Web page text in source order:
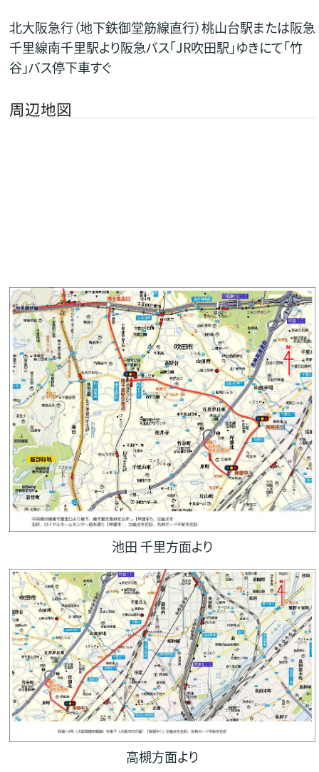
北大阪急行（地下鉄御堂筋線直行）桃山台駅または阪急
千里線南千里駅より阪急バス「JR吹田駅」ゆきにて「竹
谷」バス停下車すぐ
周辺地図
池田 千里方面より
高槻方面より